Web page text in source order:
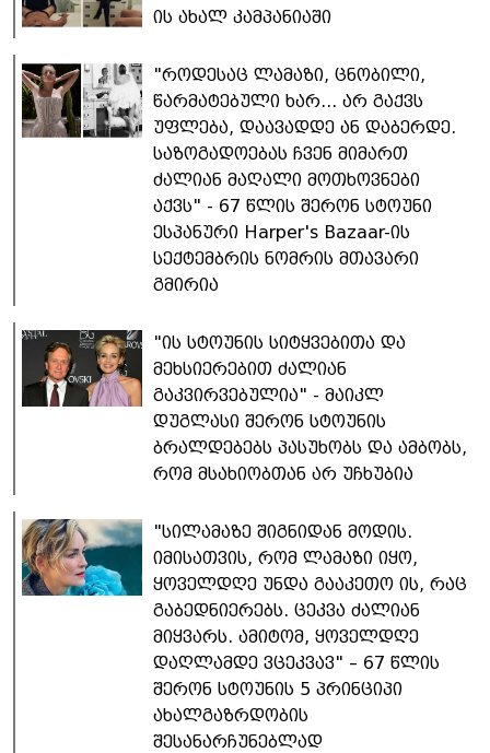
ის ახალ კამპანიაში
"როდესაც ლამაზი, ცნობილი,
წარმატებული ხარ... არ გაქვს
უფლება, დაავადდე ან დაბერდე.
საზოგადოებას ჩვენ მიმართ
ძალიან მაღალი მოთხოვნები
აქვს" - 67 წლის შერონ სტოუნი
ესპანური Harper's Bazaar-ის
სექტემბრის ნომრის მთავარი
გმირია
"ის სტოუნის სიტყვებითა და
მეხსიერებით ძალიან
გაკვირვებულია" - მაიკლ
დუგლასი შერონ სტოუნის
ბრალდებებს პასუხობს და ამბობს,
რომ მსახიობთან არ უჩხუბია
"სილამაზე შიგნიდან მოდის.
იმისათვის, რომ ლამაზი იყო,
ყოველდღე უნდა გააკეთო ის, რაც
გაბედნიერებს. ცეკვა ძალიან
მიყვარს. ამიტომ, ყოველდღე
დაღლამდე ვცეკვავ" – 67 წლის
შერონ სტოუნის 5 პრინციპი
ახალგაზრდობის
შესანარჩუნებლად